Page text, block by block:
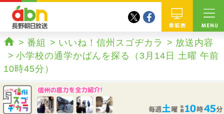
番組
twitterfacebook
ホーム
番組 いいね！信州スゴヂカラ
放送内容
小学校の通学かばんを探る（3月14日 土曜 午前
10時45分）